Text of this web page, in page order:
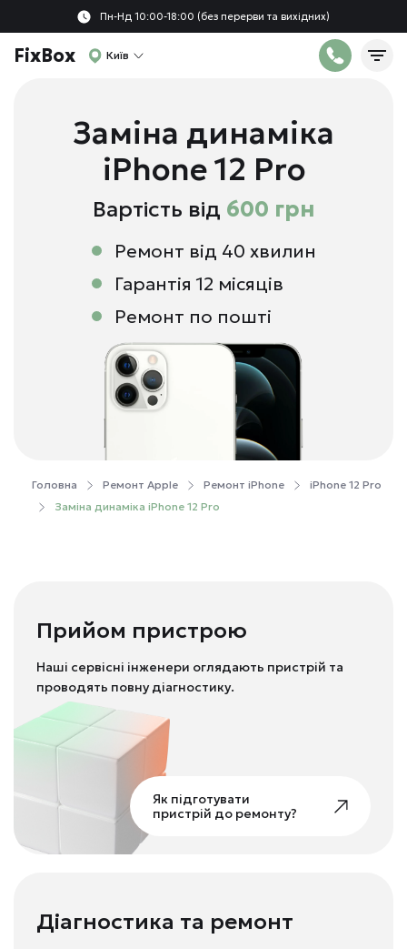
Пн-Нд 10:00-18:00 (без перерви та вихідних)
FixBox Київ
Заміна динаміка
iPhone 12 Pro
Вартість від 600 грн
Ремонт від 40 хвилин
Гарантія 12 місяців
Ремонт по пошті
Головна Ремонт Apple Ремонт iPhone
iPhone 12 Pro
Заміна динаміка iPhone 12 Pro
Прийом пристрою
Наші сервісні інженери оглядають пристрій та
проводять повну діагностику.
Як підготувати
пристрій до ремонту?
Діагностика та ремонт